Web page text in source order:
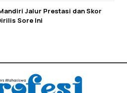
Jalur Prestasi dan Skor
Sore Ini